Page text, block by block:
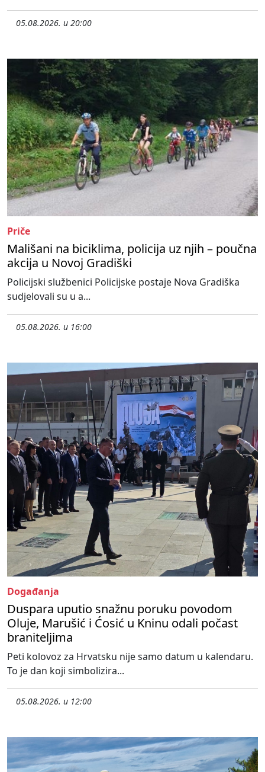
05.08.2026. u 20:00
Priče
Mališani na biciklima, policija uz njih – poučna
akcija u Novoj Gradiški
Policijski službenici Policijske postaje Nova Gradiška
sudjelovali su u a...
05.08.2026. u 16:00
Događanja
Duspara uputio snažnu poruku povodom
Oluje, Marušić i Ćosić u Kninu odali počast
braniteljima
Peti kolovoz za Hrvatsku nije samo datum u kalendaru.
To je dan koji simbolizira...
05.08.2026. u 12:00